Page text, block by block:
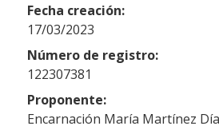
Fecha creación:
17/03/2023
Número de registro:
122307381
Proponente:
Encarnación María Martínez